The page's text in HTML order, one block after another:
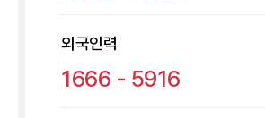
외국인력
1666 - 5916